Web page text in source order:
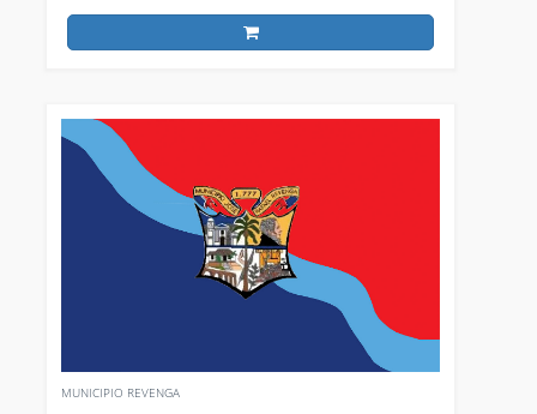
MUNICIPIO REVENGA